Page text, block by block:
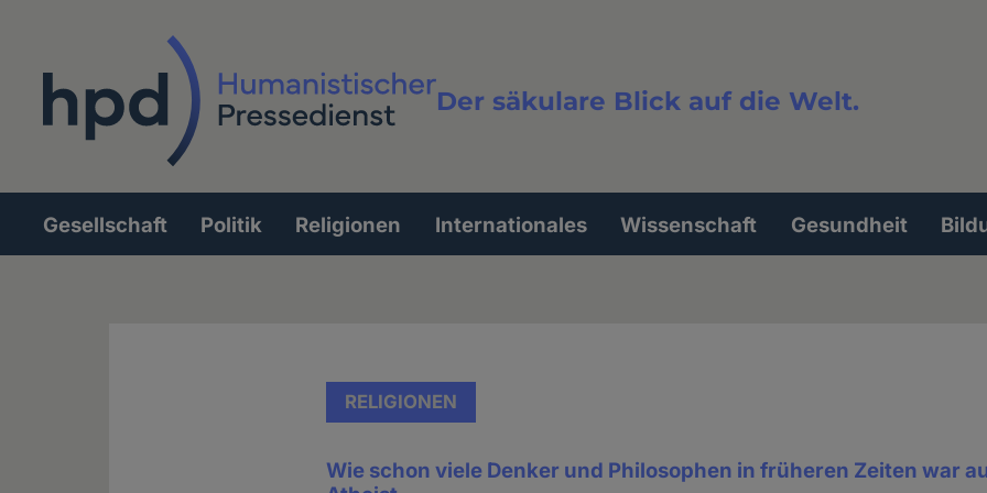
Der säkulare Blick auf die Welt.
Volltextsuche
Hauptnavigation
Gesellschaft Politik Religionen Internationales Wissenschaft Gesundheit
RELIGIONEN
Wie schon viele Denker und Philosophen in früheren Zeiten war